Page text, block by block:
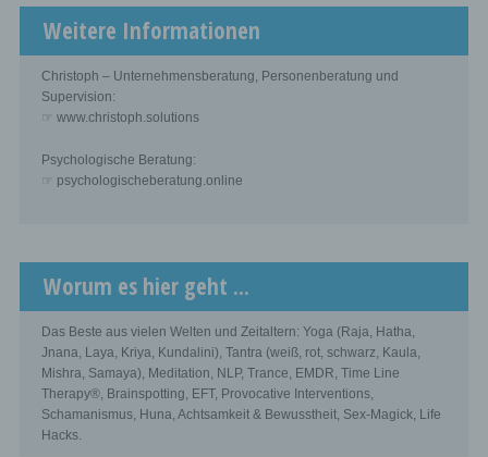
Weitere Informationen
Christoph – Unternehmensberatung, Personenberatung und
Supervision:
☞ www.christoph.solutions
Psychologische Beratung:
☞ psychologischeberatung.online
Worum es hier geht ...
Das Beste aus vielen Welten und Zeitaltern: Yoga (Raja, Hatha,
Jnana, Laya, Kriya, Kundalini), Tantra (weiß, rot, schwarz, Kaula,
Mishra, Samaya), Meditation, NLP, Trance, EMDR, Time Line
Therapy®, Brainspotting, EFT, Provocative Interventions,
Schamanismus, Huna, Achtsamkeit & Bewusstheit, Sex-Magick, Life
Hacks.